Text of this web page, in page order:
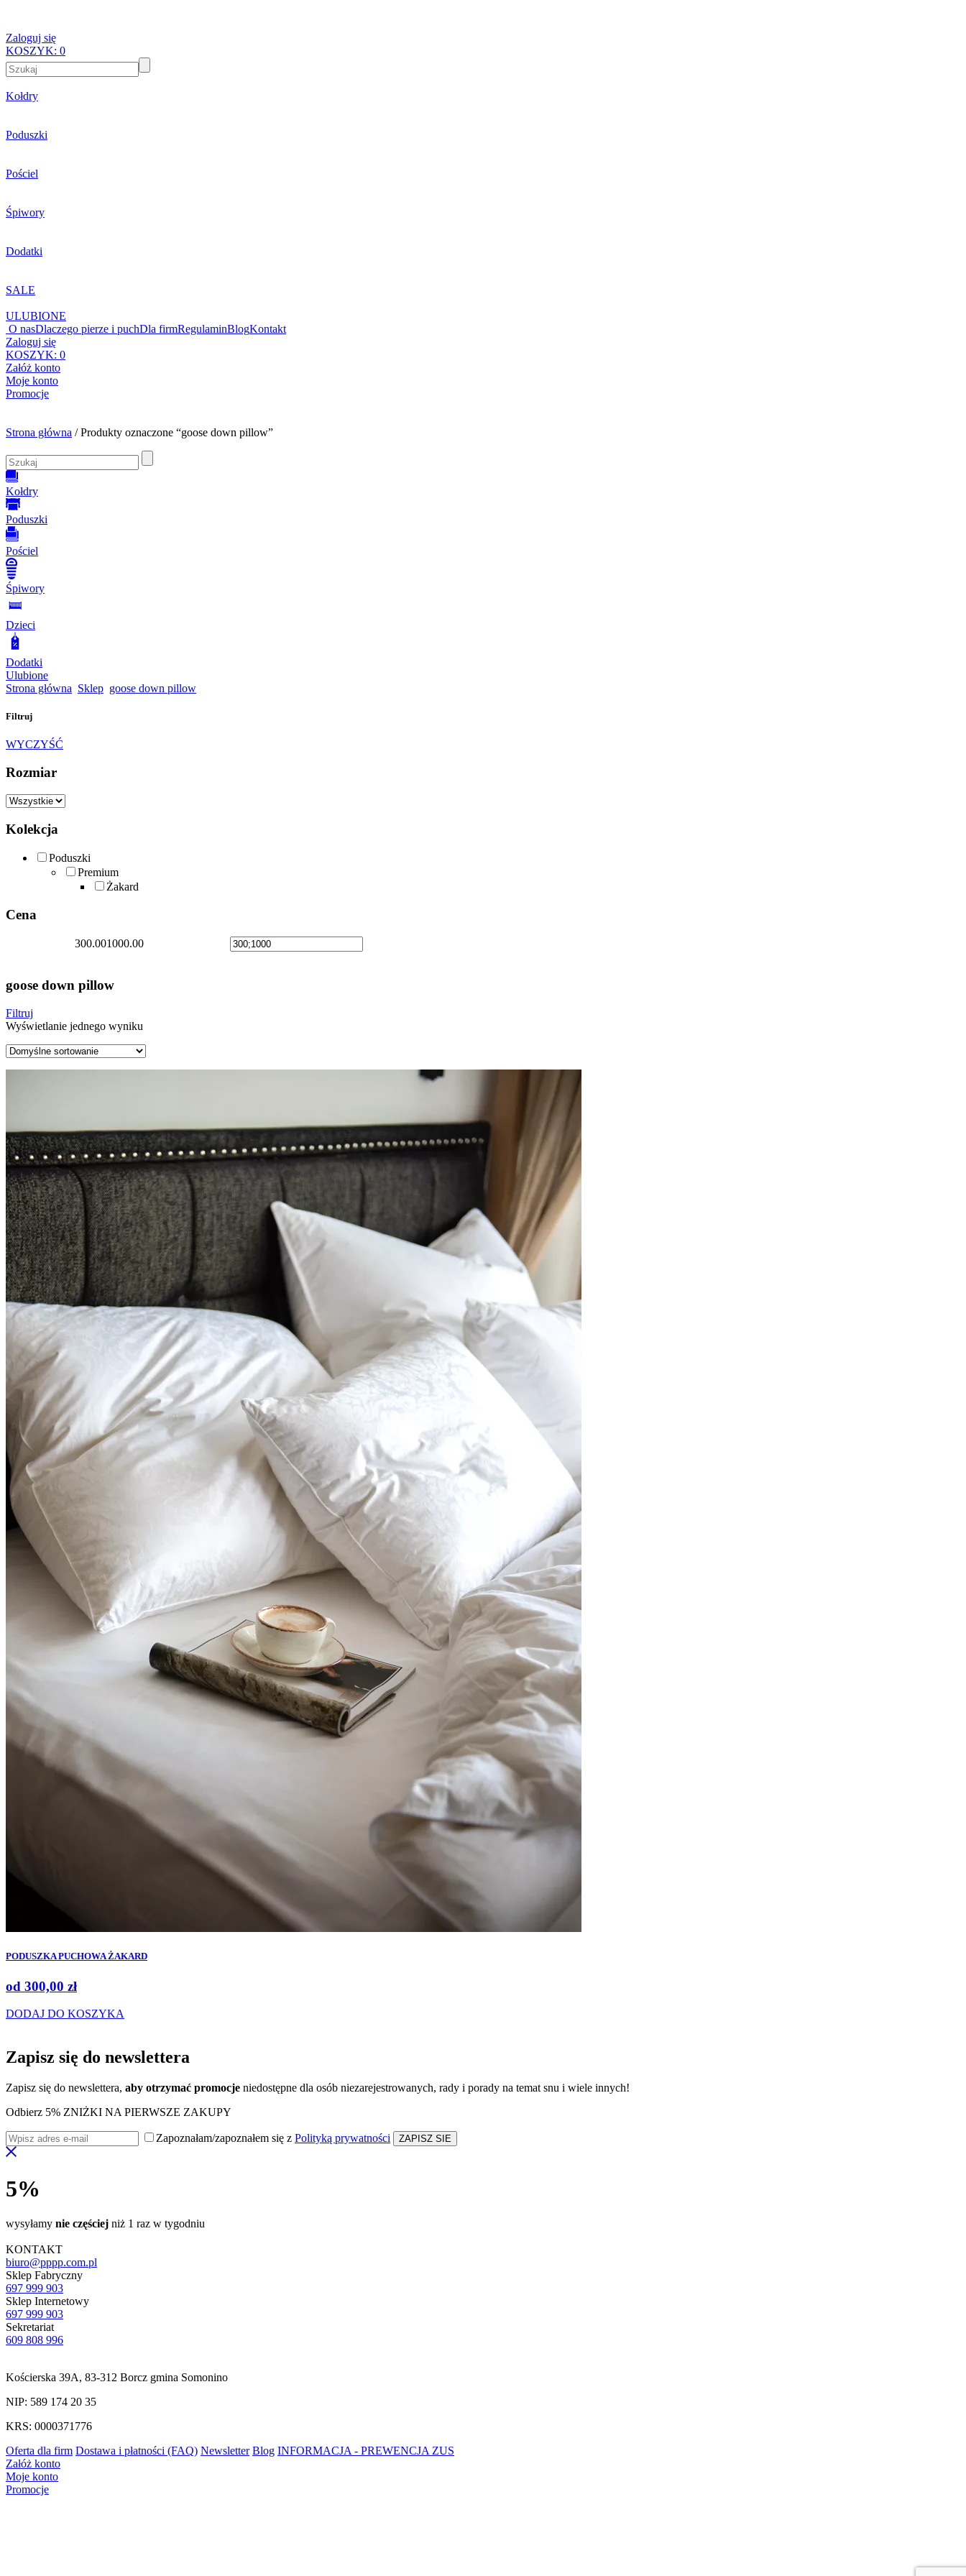
Zaloguj się
KOSZYK: 0
Kołdry
Poduszki
Pościel
Śpiwory
Dodatki
SALE
ULUBIONE
O nasDlaczego pierze i puchDla firmRegulaminBlogKontakt
Zaloguj się
KOSZYK: 0
Załóż konto
Moje konto
Promocje
Strona główna / Produkty oznaczone “goose down pillow”
Kołdry
Poduszki
Pościel
Śpiwory
Dzieci
Dodatki
Ulubione
Strona główna Sklep goose down pillow
Filtruj
WYCZYŚĆ
Rozmiar
Kolekcja
Poduszki
Premium
Żakard
Cena
300.001000.00
goose down pillow
Filtruj
Wyświetlanie jednego wyniku
PODUSZKA PUCHOWA ŻAKARD
od 300,00 zł
DODAJ DO KOSZYKA
Zapisz się do newslettera
Zapisz się do newslettera, aby otrzymać promocje niedostępne dla osób niezarejestrowanych, rady i porady na temat snu i wiele innych!
Odbierz 5% ZNIŻKI NA PIERWSZE ZAKUPY
Zapoznałam/zapoznałem się z Polityką prywatności
5%
wysyłamy nie częściej niż 1 raz w tygodniu
KONTAKT
biuro@pppp.com.pl
Sklep Fabryczny
697 999 903
Sklep Internetowy
697 999 903
Sekretariat
609 808 996
Kościerska 39A, 83-312 Borcz gmina Somonino
NIP: 589 174 20 35
KRS: 0000371776
Oferta dla firm Dostawa i płatności (FAQ) Newsletter Blog INFORMACJA - PREWENCJA ZUS
Załóż konto
Moje konto
Promocje